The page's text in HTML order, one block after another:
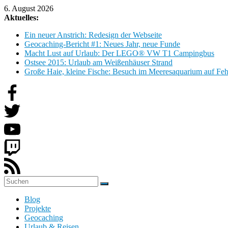
Zum
Inhalt
6. August 2026
Aktuelles:
Ein neuer Anstrich: Redesign der Webseite
Geocaching-Bericht #1: Neues Jahr, neue Funde
Macht Lust auf Urlaub: Der LEGO® VW T1 Campingbus
Ostsee 2015: Urlaub am Weißenhäuser Strand
Große Haie, kleine Fische: Besuch im Meeresaquarium auf
H
Blog
Projekte
Geocaching